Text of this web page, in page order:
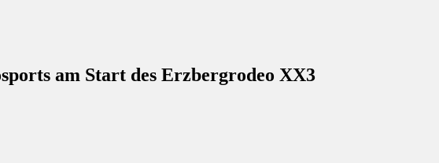
am Start des Erzbergrodeo XX3